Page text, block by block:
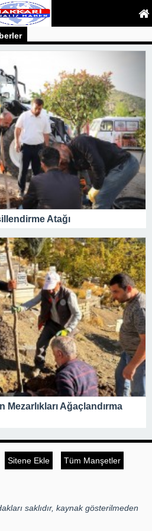
Atağı
Ağaçlandırma
Sitene Ekle Tüm Manşetler
saklıdır, kaynak gösterilmeden